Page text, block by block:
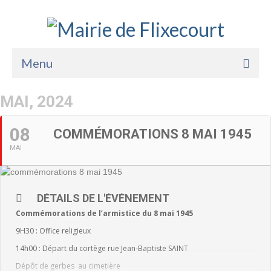
Menu
Accueil
Services
Enfance Jeunesse
Sports Loisirs et Culture
MAI, 2024
08
MAI
COMMÉMORATIONS 8 MAI 1945
DÉTAILS DE L'ÉVÈNEMENT
Commémorations de l’armistice du 8 mai 1945
9H30 : Office religieux
14h00 : Départ du cortège rue Jean-Baptiste SAINT
Dépôt de gerbes au cimetière